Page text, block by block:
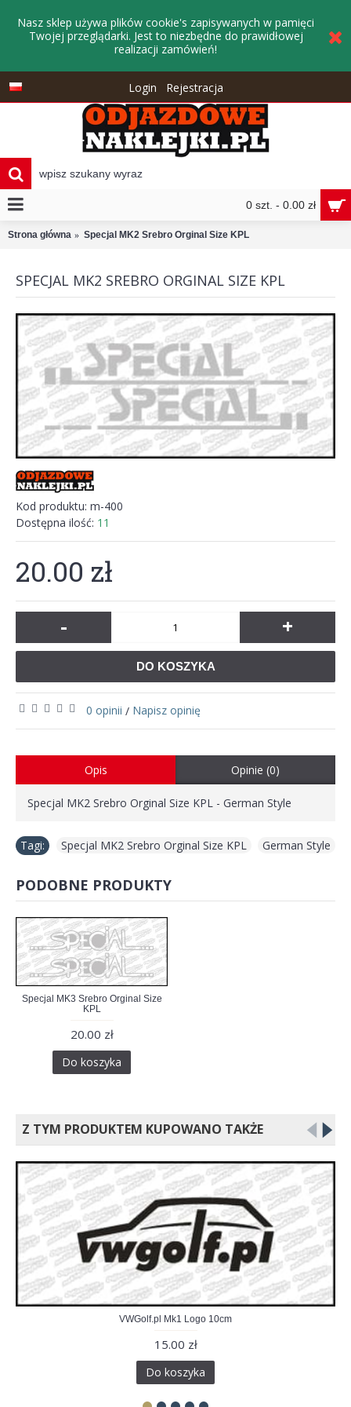
Nasz sklep używa plików cookie's zapisywanych w pamięci
Twojej przeglądarki. Jest to niezbędne do prawidłowej
realizacji zamówień!
Login Rejestracja
0 szt. - 0.00 zł
Strona główna Specjal MK2 Srebro Orginal Size KPL
SPECJAL MK2 SREBRO ORGINAL SIZE KPL
Kod produktu: m-400
Dostępna ilość: 11
20.00 zł
- +
DO KOSZYKA
0 opinii / Napisz opinię
Opis Opinie (0)
Specjal MK2 Srebro Orginal Size KPL - German Style
Tagi: Specjal MK2 Srebro Orginal Size KPL German Style
PODOBNE PRODUKTY
Specjal MK3 Srebro Orginal Size
KPL
20.00 zł
Do koszyka
Z TYM PRODUKTEM KUPOWANO TAKŻE
VWGolf.pl Mk1 Logo 10cm
15.00 zł
Do koszyka